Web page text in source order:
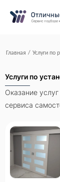
Главная / Услуги по
Услуги по
Оказание
сервиса
За каждый
свой счет
меняться в
Имя*
Город*
Адрес*